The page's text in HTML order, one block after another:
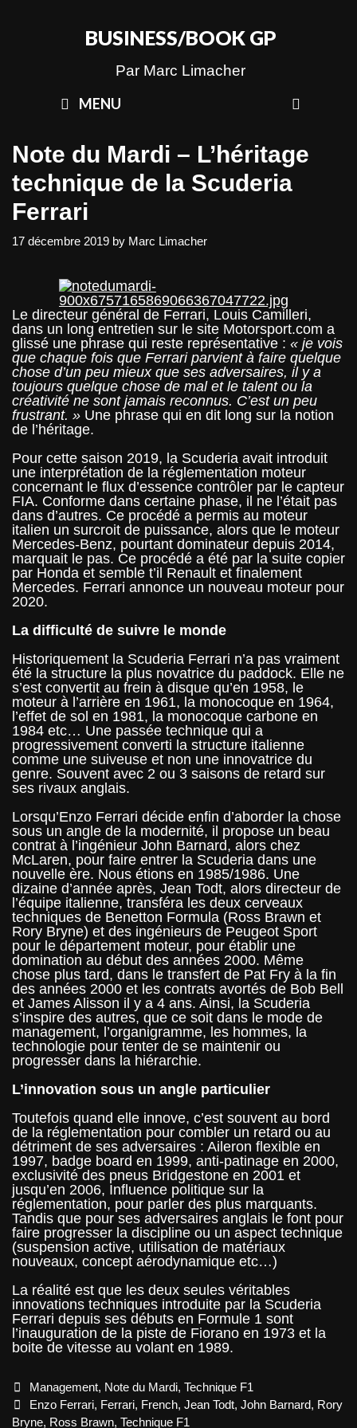
BUSINESS/BOOK GP
Par Marc Limacher
MENU
Note du Mardi – L’héritage
technique de la Scuderia
Ferrari
17 décembre 2019 by Marc Limacher
Le directeur général de Ferrari, Louis Camilleri,
dans un long entretien sur le site Motorsport.com a
glissé une phrase qui reste représentative : « je vois
que chaque fois que Ferrari parvient à faire quelque
chose d’un peu mieux que ses adversaires, il y a
toujours quelque chose de mal et le talent ou la
créativité ne sont jamais reconnus. C’est un peu
frustrant. » Une phrase qui en dit long sur la notion
de l’héritage.
Pour cette saison 2019, la Scuderia avait introduit
une interprétation de la réglementation moteur
concernant le flux d’essence contrôler par le capteur
FIA. Conforme dans certaine phase, il ne l’était pas
dans d’autres. Ce procédé a permis au moteur
italien un surcroit de puissance, alors que le moteur
Mercedes-Benz, pourtant dominateur depuis 2014,
marquait le pas. Ce procédé a été par la suite copier
par Honda et semble t’il Renault et finalement
Mercedes. Ferrari annonce un nouveau moteur pour
2020.
La difficulté de suivre le monde
Historiquement la Scuderia Ferrari n’a pas vraiment
été la structure la plus novatrice du paddock. Elle ne
s’est convertit au frein à disque qu’en 1958, le
moteur à l’arrière en 1961, la monocoque en 1964,
l’effet de sol en 1981, la monocoque carbone en
1984 etc… Une passée technique qui a
progressivement converti la structure italienne
comme une suiveuse et non une innovatrice du
genre. Souvent avec 2 ou 3 saisons de retard sur
ses rivaux anglais.
Lorsqu’Enzo Ferrari décide enfin d’aborder la chose
sous un angle de la modernité, il propose un beau
contrat à l’ingénieur John Barnard, alors chez
McLaren, pour faire entrer la Scuderia dans une
nouvelle ère. Nous étions en 1985/1986. Une
dizaine d’année après, Jean Todt, alors directeur de
l’équipe italienne, transféra les deux cerveaux
techniques de Benetton Formula (Ross Brawn et
Rory Bryne) et des ingénieurs de Peugeot Sport
pour le département moteur, pour établir une
domination au début des années 2000. Même
chose plus tard, dans le transfert de Pat Fry à la fin
des années 2000 et les contrats avortés de Bob Bell
et James Alisson il y a 4 ans. Ainsi, la Scuderia
s’inspire des autres, que ce soit dans le mode de
management, l’organigramme, les hommes, la
technologie pour tenter de se maintenir ou
progresser dans la hiérarchie.
L’innovation sous un angle particulier
Toutefois quand elle innove, c’est souvent au bord
de la réglementation pour combler un retard ou au
détriment de ses adversaires : Aileron flexible en
1997, badge board en 1999, anti-patinage en 2000,
exclusivité des pneus Bridgestone en 2001 et
jusqu’en 2006, Influence politique sur la
réglementation, pour parler des plus marquants.
Tandis que pour ses adversaires anglais le font pour
faire progresser la discipline ou un aspect technique
(suspension active, utilisation de matériaux
nouveaux, concept aérodynamique etc…)
La réalité est que les deux seules véritables
innovations techniques introduite par la Scuderia
Ferrari depuis ses débuts en Formule 1 sont
l’inauguration de la piste de Fiorano en 1973 et la
boite de vitesse au volant en 1989.
Categories
Management, Note du Mardi,Technique F1
Tags
Enzo Ferrari, Ferrari, French,Jean Todt,John Barnard, Rory
Bryne, Ross Brawn, Technique F1